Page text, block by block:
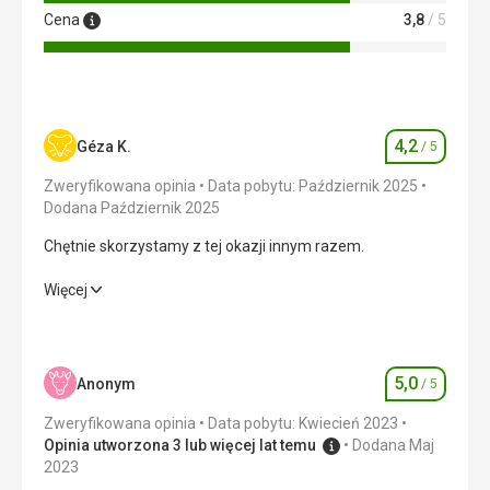
Cena 3,8 / 5
Géza K. Ocena
4,2 / 5
Zweryfikowana opinia
Data pobytu: Październik 2025
Dodana Październik 2025
Chętnie skorzystamy z tej okazji innym razem.
Chętnie skorzystamy z tej okazji innym razem.
Zakwaterowanie 4,0/ 5
Okolica 3,0
Usługi
Więcej
Anonym Ocena
5,0 / 5
Zweryfikowana opinia
Data pobytu: Kwiecień 2023
Opinia utworzona 3 lub więcej lat temu
Dodana Maj
2023